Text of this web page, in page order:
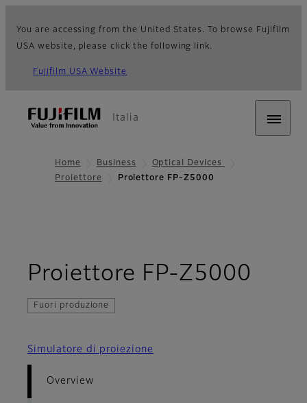
You are accessing from the United States. To browse Fujifilm
USA website, please click the following link.
Fujifilm USA Website
Italia
Home Business
Optical Devices
Proiettore
Proiettore FP-Z5000
Proiettore FP-Z5000
Fuori produzione
Simulatore di proiezione
Overview